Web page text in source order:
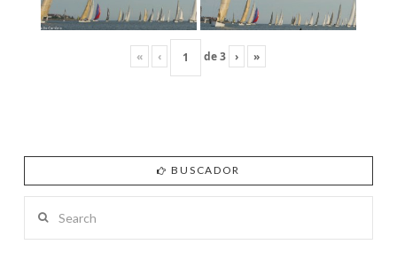
« ‹ de3 › »
BUSCADOR